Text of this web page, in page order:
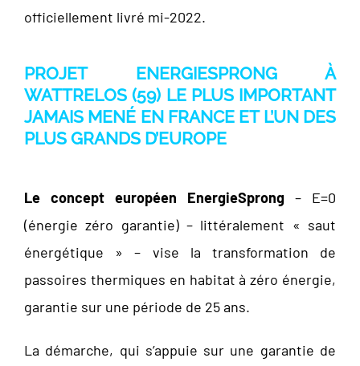
officiellement livré mi-2022.
PROJET ENERGIESPRONG À
WATTRELOS (59) LE PLUS IMPORTANT
JAMAIS MENÉ EN FRANCE ET L’UN DES
PLUS GRANDS D’EUROPE
Le concept européen EnergieSprong – E=0
(énergie zéro garantie) – littéralement « saut
énergétique » – vise la transformation de
passoires thermiques en habitat à zéro énergie,
garantie sur une période de 25 ans.
La démarche, qui s’appuie sur une garantie de